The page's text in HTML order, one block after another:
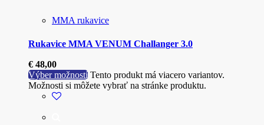
MMA rukavice
Rukavice MMA VENUM Challanger 3.0
€ 48,00
Výber možností Tento produkt má viacero variantov.
Možnosti si môžete vybrať na stránke produktu.